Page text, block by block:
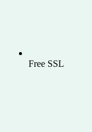
Free SSL